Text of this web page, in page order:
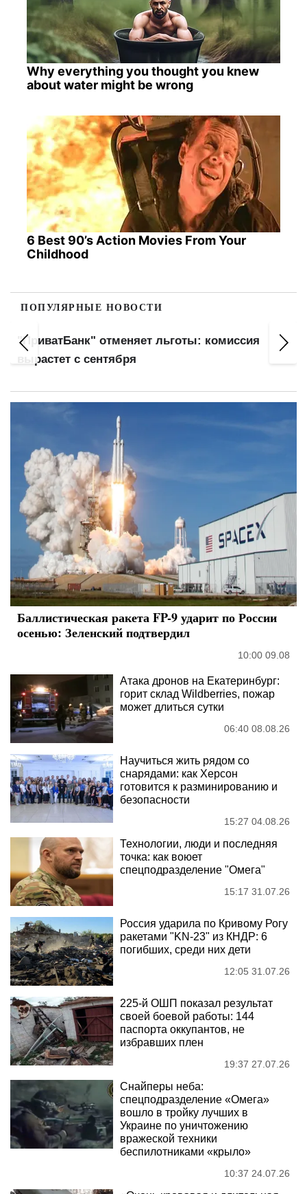
Why everything you thought you knew
about water might be wrong
6 Best 90’s Action Movies From Your
Childhood
ПОПУЛЯРНЫЕ НОВОСТИ
"ПриватБанк" отменяет льготы: комиссия
вырастет с сентября
Баллистическая ракета FP-9 ударит по России
осенью: Зеленский подтвердил
10:00 09.08
Атака дронов на Екатеринбург:
горит склад Wildberries, пожар
может длиться сутки
06:40 08.08.26
Научиться жить рядом со
снарядами: как Херсон
готовится к разминированию и
безопасности
15:27 04.08.26
Технологии, люди и последняя
точка: как воюет
спецподразделение "Омега"
15:17 31.07.26
Россия ударила по Кривому Рогу
ракетами "KN-23" из КНДР: 6
погибших, среди них дети
12:05 31.07.26
225-й ОШП показал результат
своей боевой работы: 144
паспорта оккупантов, не
избравших плен
19:37 27.07.26
Снайперы неба:
спецподразделение «Омега»
вошло в тройку лучших в
Украине по уничтожению
вражеской техники
беспилотниками «крыло»
10:37 24.07.26